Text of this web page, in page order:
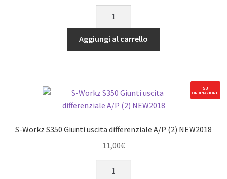
S35T
Braccetti
Aggiungi al carrello
SU
ORDINAZIONE
S-Workz S350 Giunti uscita differenziale A/P (2) NEW2018
11,00€